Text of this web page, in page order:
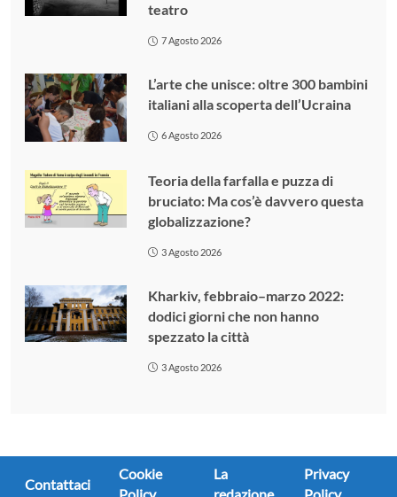
teatro
7 Agosto 2026
L’arte che unisce: oltre 300 bambini
italiani alla scoperta dell’Ucraina
6 Agosto 2026
Teoria della farfalla e puzza di
bruciato: Ma cos’è davvero questa
globalizzazione?
3 Agosto 2026
Kharkiv, febbraio–marzo 2022:
dodici giorni che non hanno
spezzato la città
3 Agosto 2026
Contattaci
Cookie
La
Privacy